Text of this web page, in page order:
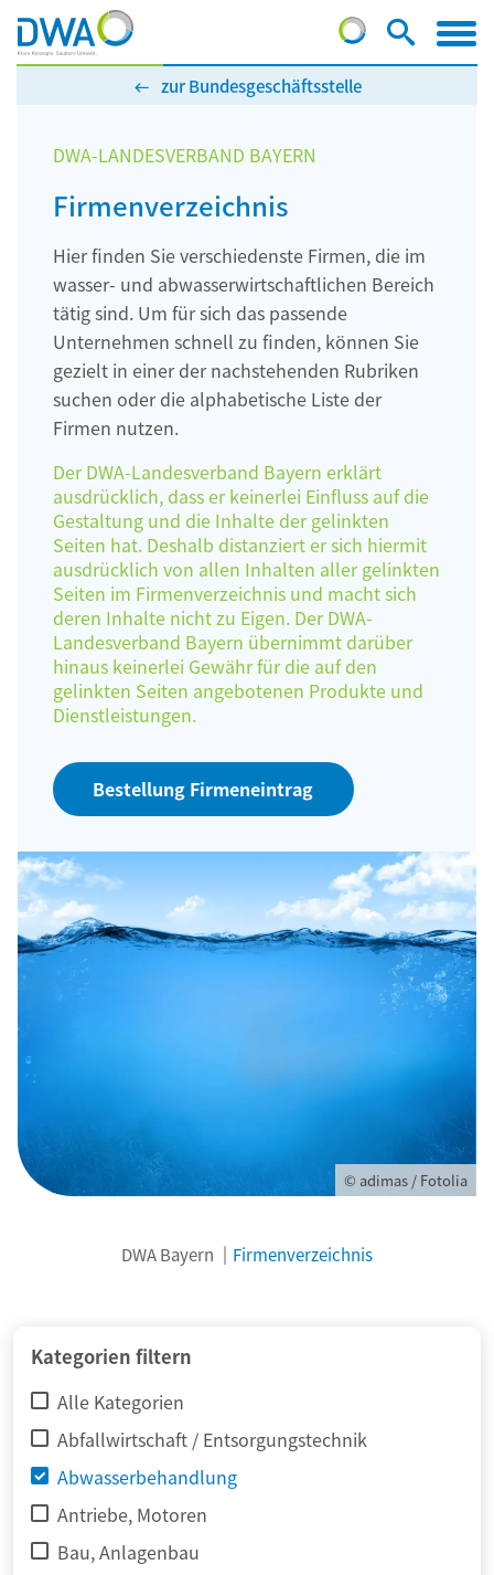
zur Bundesgeschäftsstelle
DWA-LANDESVERBAND BAYERN
Firmenverzeichnis
Hier finden Sie verschiedenste Firmen, die im
wasser- und abwasserwirtschaftlichen Bereich
tätig sind. Um für sich das passende
Unternehmen schnell zu finden, können Sie
gezielt in einer der nachstehenden Rubriken
suchen oder die alphabetische Liste der
Firmen nutzen.
Der DWA-Landesverband Bayern erklärt
ausdrücklich, dass er keinerlei Einfluss auf die
Gestaltung und die Inhalte der gelinkten
Seiten hat. Deshalb distanziert er sich hiermit
ausdrücklich von allen Inhalten aller gelinkten
Seiten im Firmenverzeichnis und macht sich
deren Inhalte nicht zu Eigen. Der DWA-
Landesverband Bayern übernimmt darüber
hinaus keinerlei Gewähr für die auf den
gelinkten Seiten angebotenen Produkte und
Dienstleistungen.
Bestellung Firmeneintrag
© adimas / Fotolia
DWA Bayern Firmenverzeichnis
Kategorien filtern
Alle Kategorien
Abfallwirtschaft / Entsorgungstechnik
Abwasserbehandlung
Antriebe, Motoren
Bau, Anlagenbau